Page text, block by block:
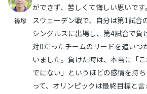
篠塚
ができず、苦しくて悔しい思いで
スウェーデン戦で、自分は第1試合
シングルスに出場し、第4試合で負
対0だったチームのリードを追いつ
いました。負けた時は、本当に「
でにない」というほどの感情を持
って、オリンピックは最終目標と